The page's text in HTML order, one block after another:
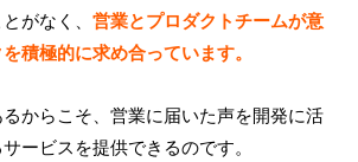
がなく、営業とプロダクトチームが意
積極的に求め合っています。
からこそ、営業に届いた声を開発に活
ービスを提供できるのです。